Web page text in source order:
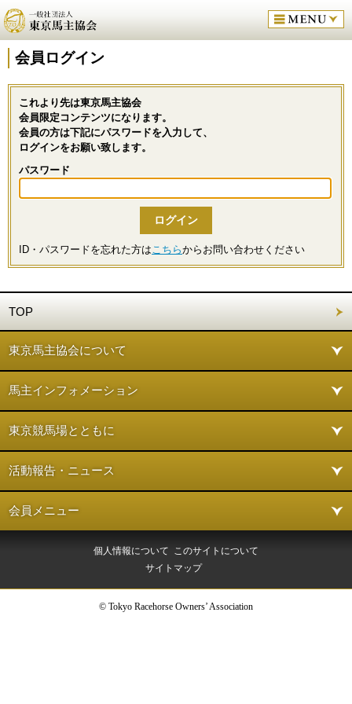
会員ログイン
これより先は東京馬主協会
会員限定コンテンツになります。
会員の方は下記にパスワードを入力して、
ログインをお願い致します。
パスワード
ID・パスワードを忘れた方はこちらからお問い合わせください
TOP
東京馬主協会について
馬主インフォメーション
東京競馬場とともに
活動報告・ニュース
会員メニュー
個人情報について このサイトについて
サイトマップ
© Tokyo Racehorse Owners’ Association